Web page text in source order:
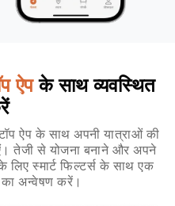
ऐपके साथ व्यवस्थित
ऐप के साथ अपनी यात्राओं की
तेजी से योजना बनाने और अपने
लिए स्मार्ट फिल्टर्स के साथ एक
का अन्वेषण करें।